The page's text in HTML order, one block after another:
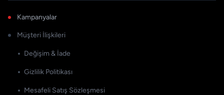
Kampanyalar
Müşteri İlişkileri
Değişim & İade
Gizlilik Politikası
Mesafeli Satış Sözleşmesi